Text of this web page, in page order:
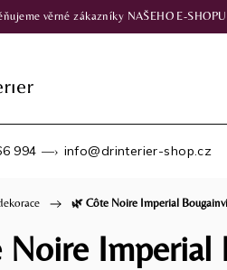
994 —› info@drinterier-shop.cz
věrné zákazníky NAŠEHO E-
/ 🌿 Côte Noire Imperial
Imperial